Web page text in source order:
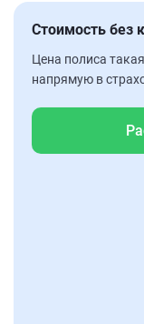
Стоимость без
Цена полиса
напрямую в